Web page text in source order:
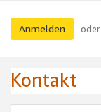
Anmelden oder
Kontakt